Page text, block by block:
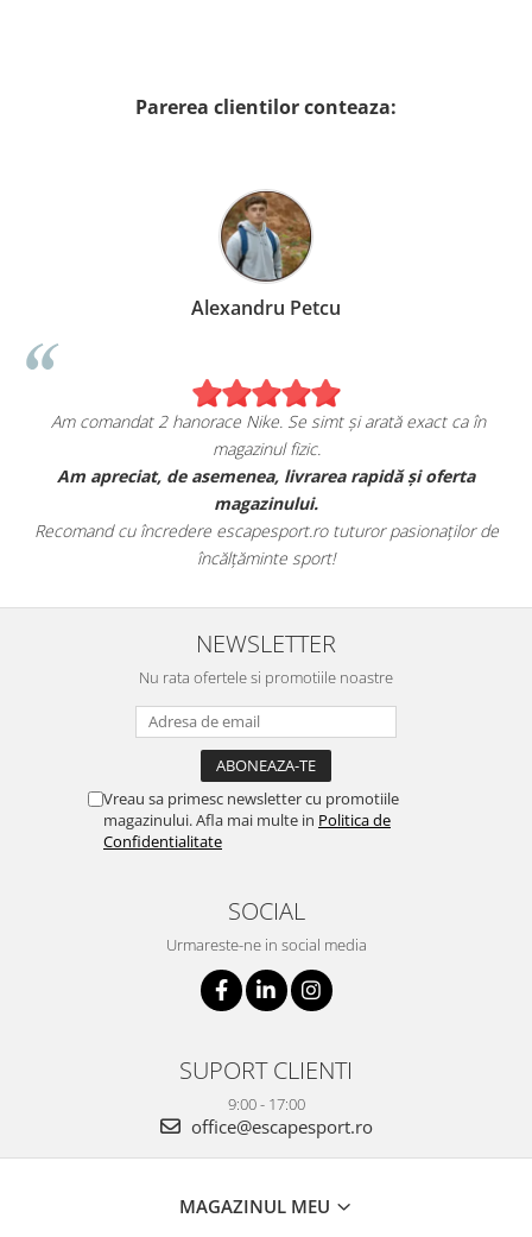
Parerea clientilor conteaza:
Alexandru Petcu
Am comandat 2 hanorace Nike. Se simt și arată exact ca în
magazinul fizic.
Am apreciat, de asemenea, livrarea rapidă și oferta
magazinului.
Recomand cu încredere escapesport.ro tuturor pasionaților de
încălțăminte sport!
NEWSLETTER
Nu rata ofertele si promotiile noastre
Vreau sa primesc newsletter cu promotiile
magazinului. Afla mai multe in Politica de
Confidentialitate
SOCIAL
Urmareste-ne in social media
SUPORT CLIENTI
9:00 - 17:00
office@escapesport.ro
MAGAZINUL MEU